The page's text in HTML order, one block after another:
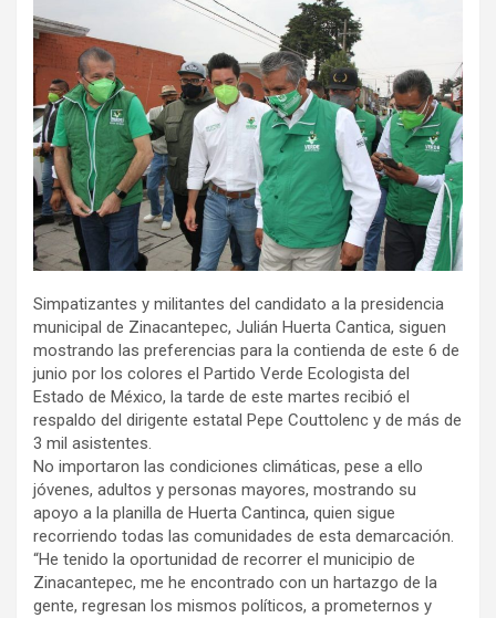
Simpatizantes y militantes del candidato a la presidencia
municipal de Zinacantepec, Julián Huerta Cantica, siguen
mostrando las preferencias para la contienda de este 6 de
junio por los colores el Partido Verde Ecologista del
Estado de México, la tarde de este martes recibió el
respaldo del dirigente estatal Pepe Couttolenc y de más de
3 mil asistentes.
No importaron las condiciones climáticas, pese a ello
jóvenes, adultos y personas mayores, mostrando su
apoyo a la planilla de Huerta Cantinca, quien sigue
recorriendo todas las comunidades de esta demarcación.
“He tenido la oportunidad de recorrer el municipio de
Zinacantepec, me he encontrado con un hartazgo de la
gente, regresan los mismos políticos, a prometernos y